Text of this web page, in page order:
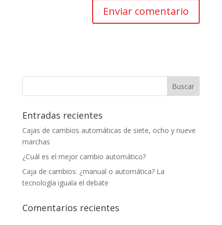
Entradas recientes
Cajas de cambios automáticas de siete, ocho y nueve
marchas
¿Cuál es el mejor cambio automático?
Caja de cambios: ¿manual o automática? La
tecnología iguala el debate
Comentarios recientes